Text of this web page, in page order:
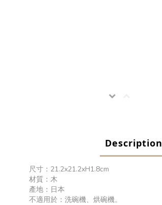
Description
尺寸：21.2x21.2xH1.8cm
材質：木
產地：日本
不適用於：洗碗機、烘碗機。